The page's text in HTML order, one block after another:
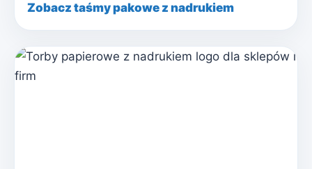
Zobacz taśmy pakowe z nadrukiem